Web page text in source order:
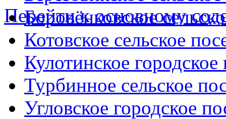
Перейти к основному
Боровёнковское
Котовское сельское
Кулотинское городское
Турбинное сельское
Угловское городское